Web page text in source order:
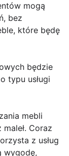
mogą
bez
które będę
będzie
typu usługi
mebli
Coraz
z usług
wygodę,